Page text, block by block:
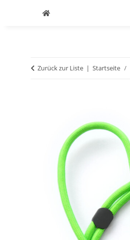
Zurück zur Liste Startseite